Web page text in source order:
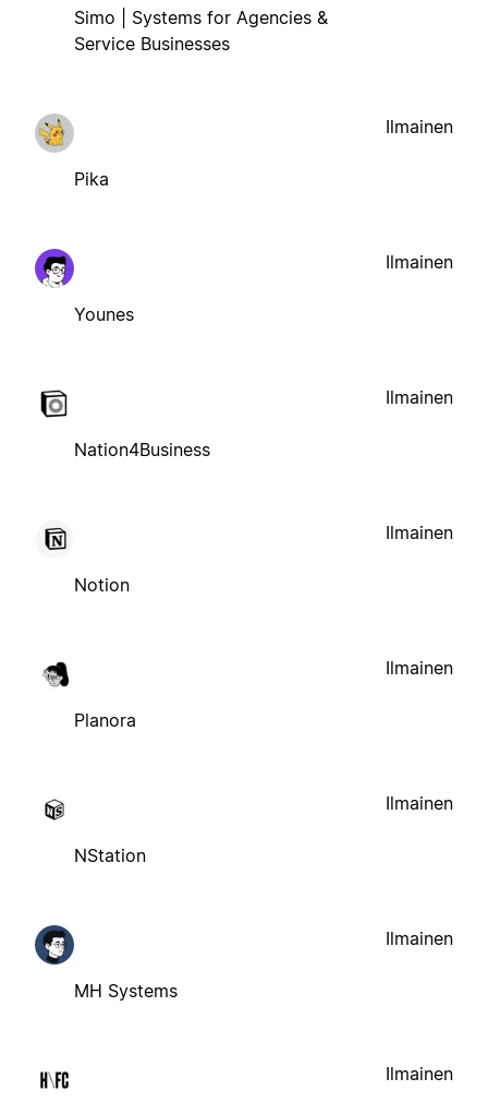
Simo | Systems for Agencies &
Service Businesses
Pika
Ilmainen
Younes
Ilmainen
Nation4Business
Ilmainen
Notion
Ilmainen
Planora
Ilmainen
NStation
Ilmainen
MH Systems
Ilmainen
Ilmainen